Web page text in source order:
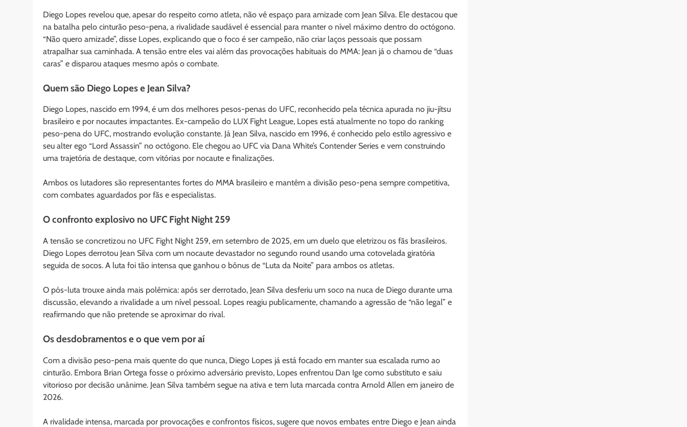
Diego Lopes revelou que, apesar do respeito como atleta, não vê espaço para amizade com Jean Silva. Ele destacou que
na batalha pelo cinturão peso-pena, a rivalidade saudável é essencial para manter o nível máximo dentro do octógono.
“Não quero amizade”, disse Lopes, explicando que o foco é ser campeão, não criar laços pessoais que possam
atrapalhar sua caminhada. A tensão entre eles vai além das provocações habituais do MMA: Jean já o chamou de “duas
caras” e disparou ataques mesmo após o combate.
Quem são Diego Lopes e Jean Silva?
Diego Lopes, nascido em 1994, é um dos melhores pesos-penas do UFC, reconhecido pela técnica apurada no jiu-jítsu
brasileiro e por nocautes impactantes. Ex-campeão do LUX Fight League, Lopes está atualmente no topo do ranking
peso-pena do UFC, mostrando evolução constante. Já Jean Silva, nascido em 1996, é conhecido pelo estilo agressivo e
seu alter ego “Lord Assassin” no octógono. Ele chegou ao UFC via Dana White’s Contender Series e vem construindo
uma trajetória de destaque, com vitórias por nocaute e finalizações.
Ambos os lutadores são representantes fortes do MMA brasileiro e mantêm a divisão peso-pena sempre competitiva,
com combates aguardados por fãs e especialistas.
O confronto explosivo no UFC Fight Night 259
A tensão se concretizou no UFC Fight Night 259, em setembro de 2025, em um duelo que eletrizou os fãs brasileiros.
Diego Lopes derrotou Jean Silva com um nocaute devastador no segundo round usando uma cotovelada giratória
seguida de socos. A luta foi tão intensa que ganhou o bônus de “Luta da Noite” para ambos os atletas.
O pós-luta trouxe ainda mais polêmica: após ser derrotado, Jean Silva desferiu um soco na nuca de Diego durante uma
discussão, elevando a rivalidade a um nível pessoal. Lopes reagiu publicamente, chamando a agressão de “não legal” e
reafirmando que não pretende se aproximar do rival.
Os desdobramentos e o que vem por aí
Com a divisão peso-pena mais quente do que nunca, Diego Lopes já está focado em manter sua escalada rumo ao
cinturão. Embora Brian Ortega fosse o próximo adversário previsto, Lopes enfrentou Dan Ige como substituto e saiu
vitorioso por decisão unânime. Jean Silva também segue na ativa e tem luta marcada contra Arnold Allen em janeiro de
2026.
A rivalidade intensa, marcada por provocações e confrontos físicos, sugere que novos embates entre Diego e Jean ainda